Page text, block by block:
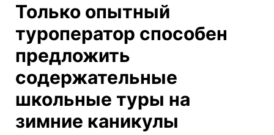
Только опытный
туроператор способен
предложить
содержательные
школьные туры на
зимние каникулы